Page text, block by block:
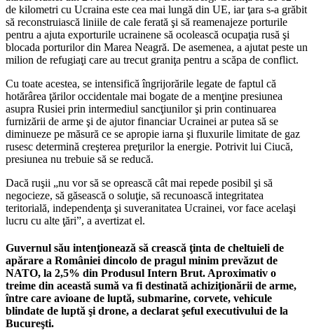
de kilometri cu Ucraina este cea mai lungă din UE, iar ţara s-a grăbit
să reconstruiască liniile de cale ferată şi să reamenajeze porturile
pentru a ajuta exporturile ucrainene să ocolească ocupaţia rusă şi
blocada porturilor din Marea Neagră. De asemenea, a ajutat peste un
milion de refugiaţi care au trecut graniţa pentru a scăpa de conflict.
Cu toate acestea, se intensifică îngrijorările legate de faptul că
hotărârea ţărilor occidentale mai bogate de a menţine presiunea
asupra Rusiei prin intermediul sancţiunilor şi prin continuarea
furnizării de arme şi de ajutor financiar Ucrainei ar putea să se
diminueze pe măsură ce se apropie iarna şi fluxurile limitate de gaz
rusesc determină creşterea preţurilor la energie. Potrivit lui Ciucă,
presiunea nu trebuie să se reducă.
Dacă ruşii „nu vor să se oprească cât mai repede posibil şi să
negocieze, să găsească o soluţie, să recunoască integritatea
teritorială, independenţa şi suveranitatea Ucrainei, vor face acelaşi
lucru cu alte ţări”, a avertizat el.
Guvernul său intenţionează să crească ţinta de cheltuieli de
apărare a României dincolo de pragul minim prevăzut de
NATO, la 2,5% din Produsul Intern Brut. Aproximativ o
treime din această sumă va fi destinată achiziţionării de arme,
între care avioane de luptă, submarine, corvete, vehicule
blindate de luptă şi drone, a declarat şeful executivului de la
Bucureşti.